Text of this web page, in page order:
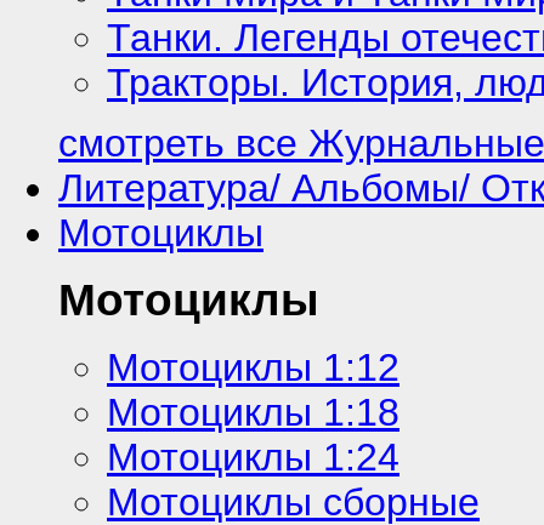
Танки. Легенды
Тракторы. История,
смотреть все
Литература/ Альбомы/
Мотоциклы
Мотоциклы
Мотоциклы 1:12
Мотоциклы 1:18
Мотоциклы 1:24
Мотоциклы сборные